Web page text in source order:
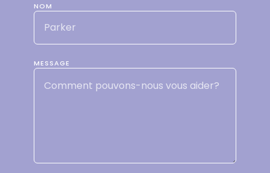
NOM
MESSAGE